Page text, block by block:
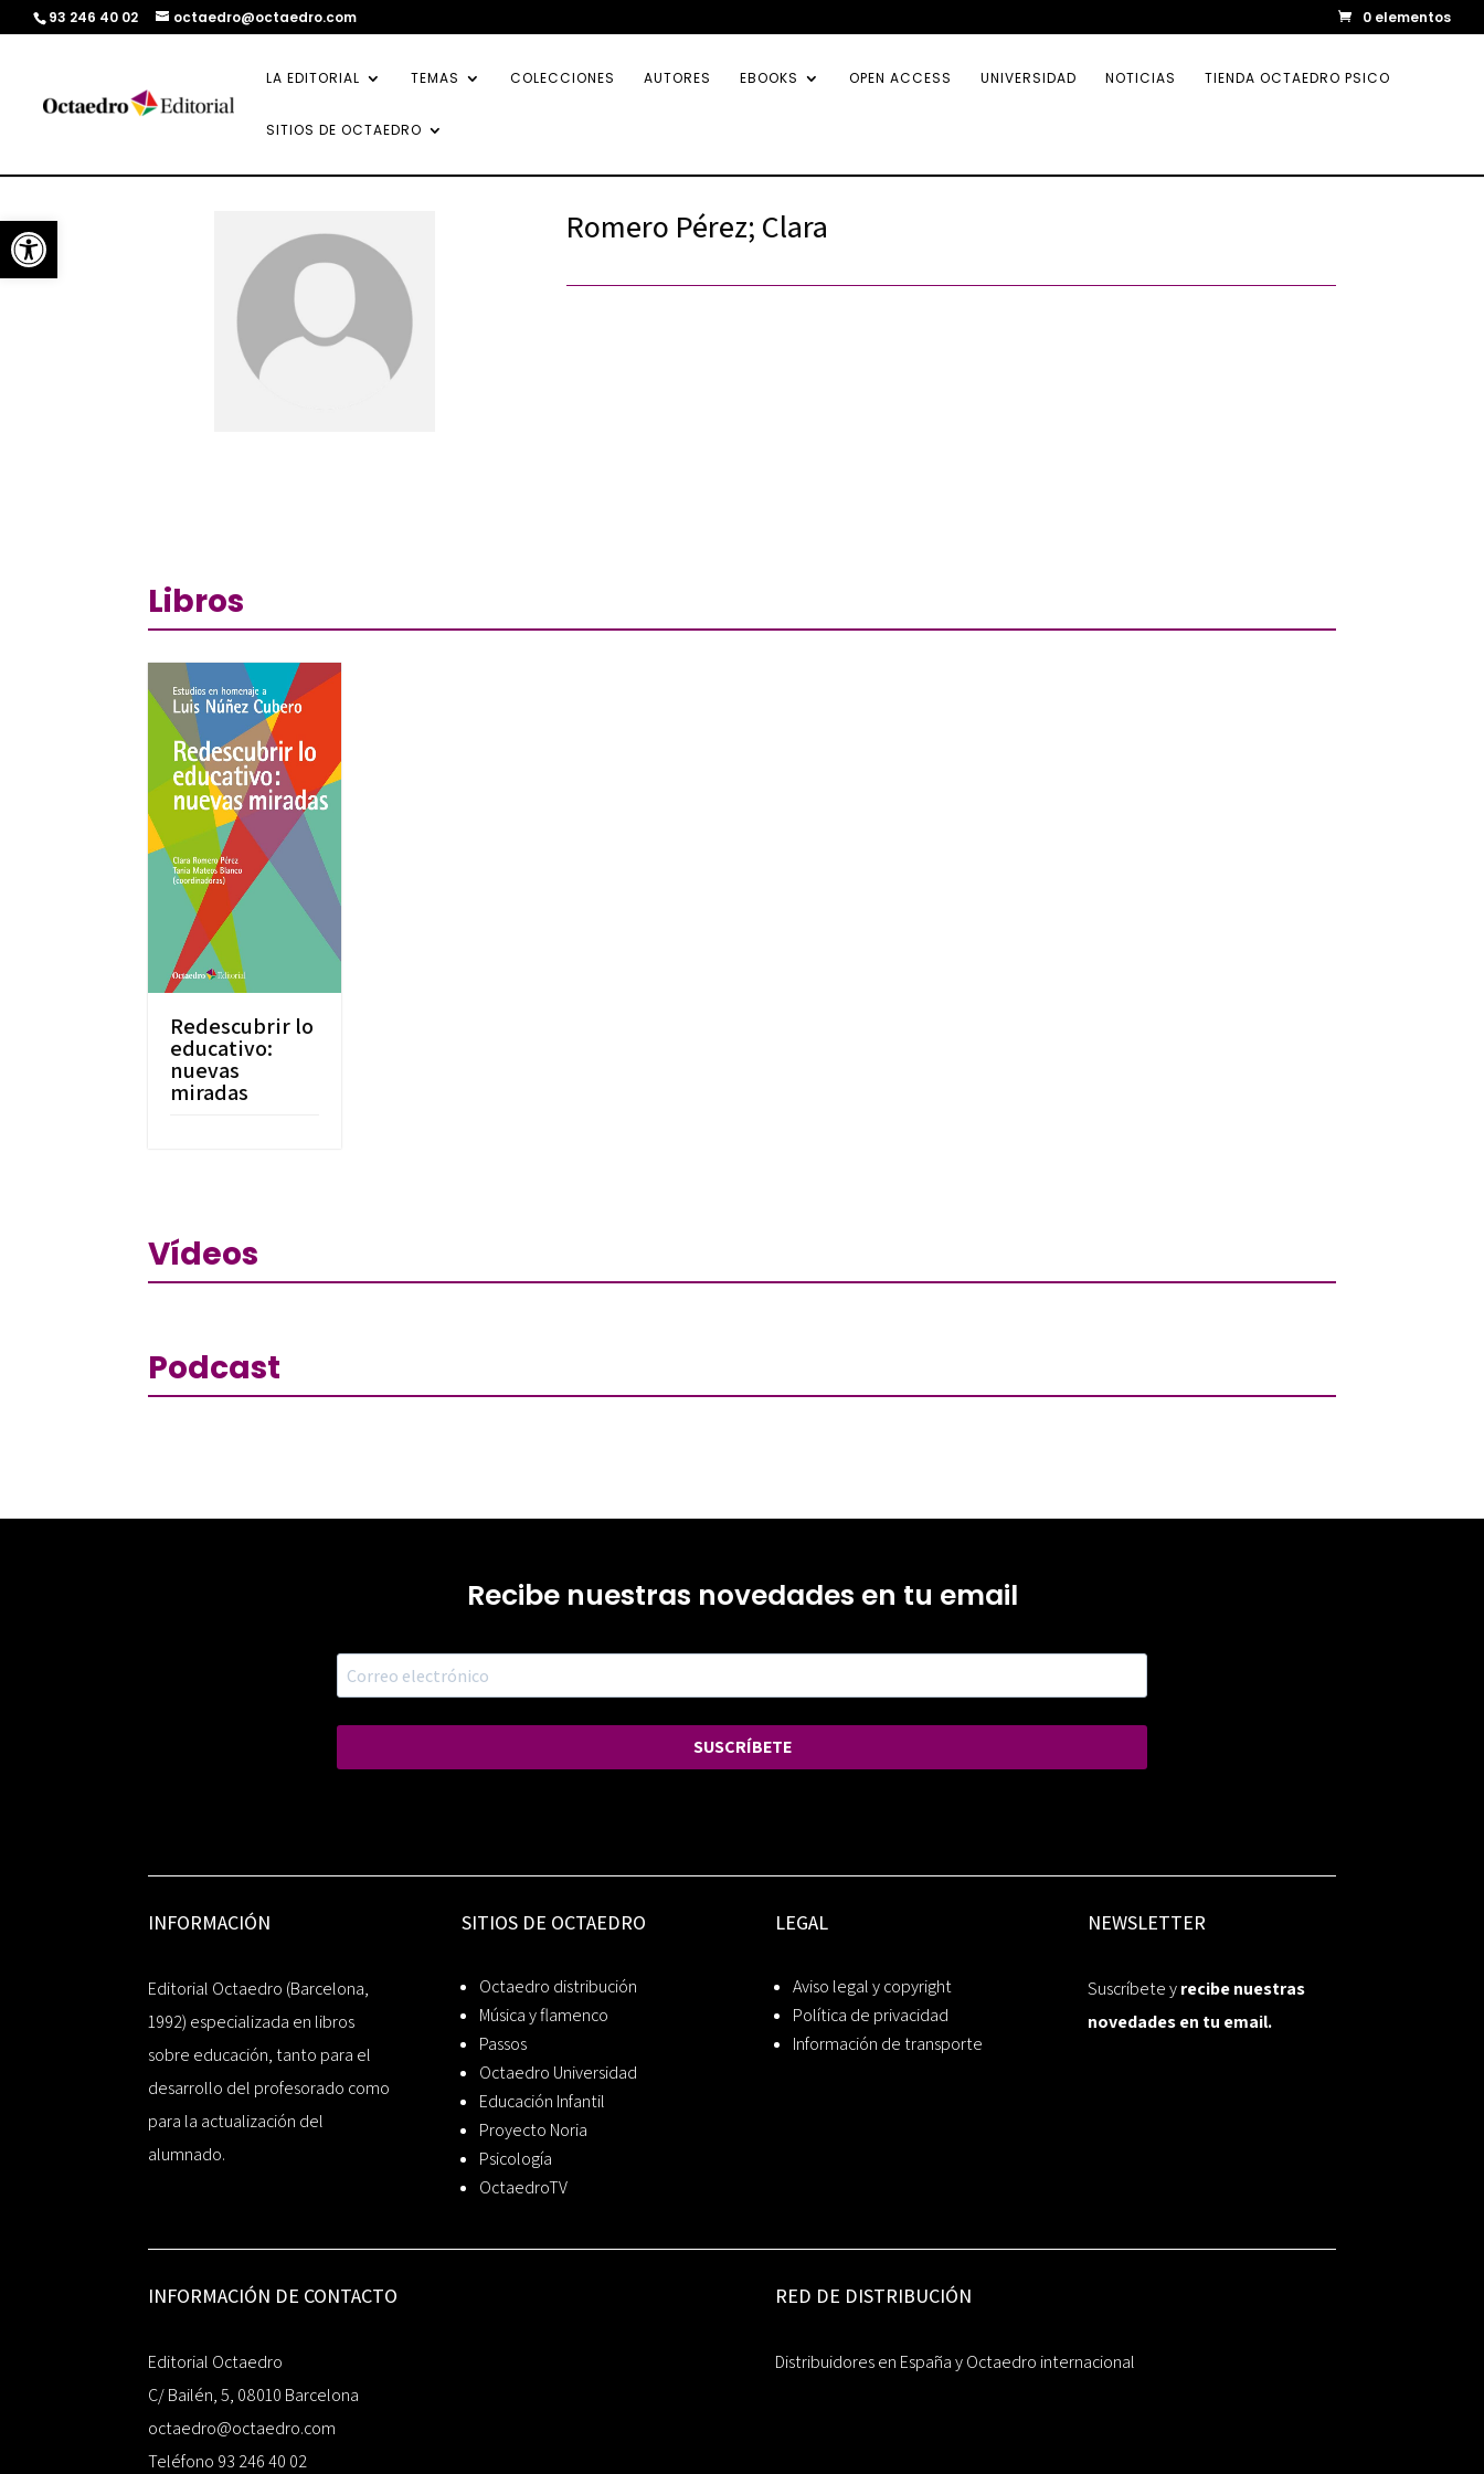
Abrir barra de herramientas
93 246 40 02 octaedro@octaedro.com 0 elementos
LA EDITORIAL TEMAS COLECCIONES AUTORES EBOOKS OPEN ACCESS UNIVERSIDAD NOTICIAS TIENDA OCTAEDRO PSICO
SITIOS DE OCTAEDRO
Romero Pérez; Clara
Libros
Redescubrir lo
educativo:
nuevas
miradas
Vídeos
Podcast
Recibe nuestras novedades en tu email
SUSCRÍBETE
INFORMACIÓN
Editorial Octaedro (Barcelona,
1992) especializada en libros
sobre educación, tanto para el
desarrollo del profesorado como
para la actualización del
alumnado.
SITIOS DE OCTAEDRO
Octaedro distribución
Música y flamenco
Passos
Octaedro Universidad
Educación Infantil
Proyecto Noria
Psicología
OctaedroTV
LEGAL
Aviso legal y copyright
Política de privacidad
Información de transporte
NEWSLETTER
Suscríbete yrecibe nuestras
novedades en tu email.
INFORMACIÓN DE CONTACTO
Editorial Octaedro
C/ Bailén, 5, 08010 Barcelona
octaedro@octaedro.com
Teléfono 93 246 40 02
RED DE DISTRIBUCIÓN
Distribuidores en España y Octaedro internacional